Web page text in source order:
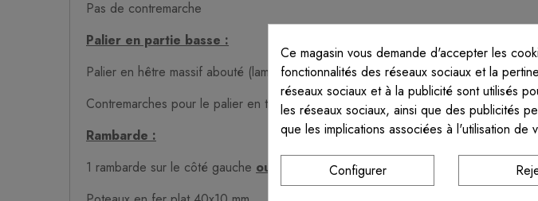
Pas de contremarche
Palier en partie basse :
Palier en hêtre massif abouté (lamellé collé) ou chêne massif abouté en
Contremarches pour le palier en tôles acier
Rambarde :
1 rambarde sur le côté gauche ou
droit de l'escalier. Le côté d'implantation de la
Ce magasin vous demande d'accepter les
fonctionnalités des réseaux sociaux et la
réseaux sociaux et à la publicité sont utilisés
les réseaux sociaux, ainsi que des publicités
que les implications associées à l'utilisation de
Configurer